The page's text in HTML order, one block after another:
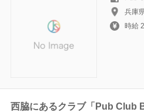
兵庫
時給
西脇にあるクラブ「Pub Club